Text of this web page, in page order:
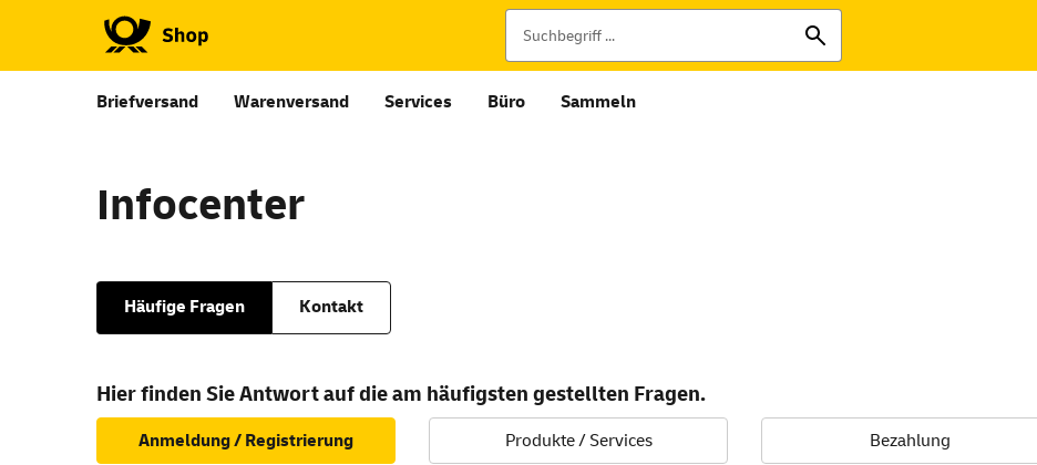
Briefversand Warenversand Services Büro Sammeln
Infocenter
Häufige Fragen Kontakt
Hier finden Sie Antwort auf die am häufigsten gestellten Fragen.
Anmeldung / Registrierung Produkte / Services Bezahlung